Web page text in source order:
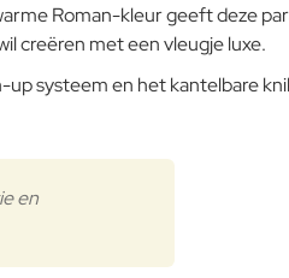
Aluminium
en
Note:
Waardering:
Roman-kleur geeft deze
creëren met een vleugje luxe.
systeem en het kantelbare
en